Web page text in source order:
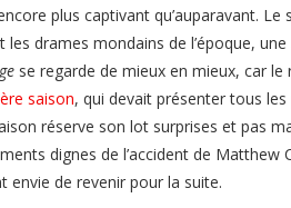
plus captivant qu’auparavant.
drames mondains de l’époque,
se regarde de mieux en mieux, car
saison, qui devait présenter tous
réserve son lot surprises et pas
dignes de l’accident de Matthew
de revenir pour la suite.